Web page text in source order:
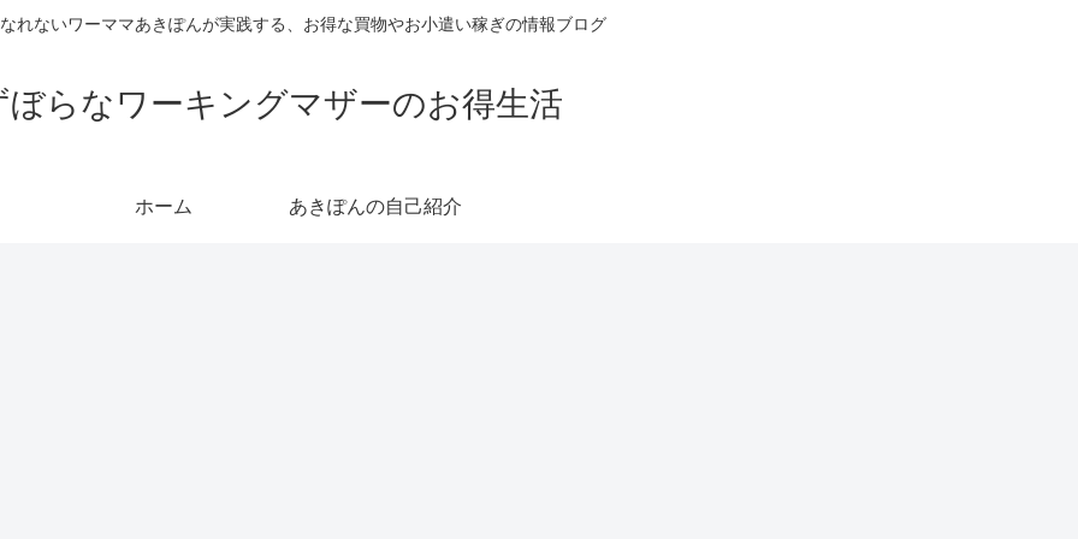
れないワーママあきぽんが実践する、お得な買物やお小遣い稼ぎの情報ブログ
ぼらなワーキングマザーのお得生活
ホーム あきぽんの自己紹介